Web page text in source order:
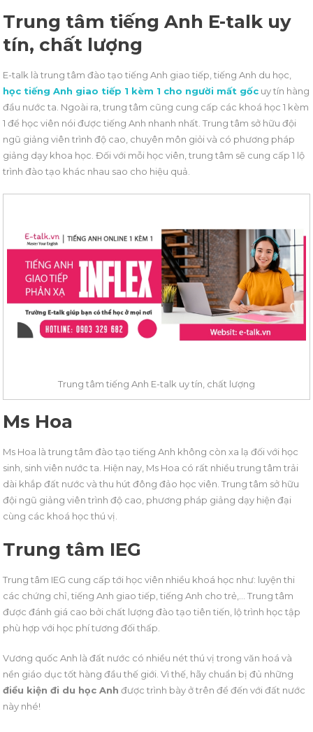
Trung tâm tiếng Anh E-talk uy
tín, chất lượng
E-talk là trung tâm đào tạo tiếng Anh giao tiếp, tiếng Anh du học,
học tiếng Anh giao tiếp 1 kèm 1 cho người mất gốc uy tín hàng
đầu nước ta. Ngoài ra, trung tâm cũng cung cấp các khoá học 1 kèm
1 để học viên nói được tiếng Anh nhanh nhất. Trung tâm sở hữu đội
ngũ giảng viên trình độ cao, chuyên môn giỏi và có phương pháp
giảng dạy khoa học. Đối với mỗi học viên, trung tâm sẽ cung cấp 1 lộ
trình đào tạo khác nhau sao cho hiệu quả.
Trung tâm tiếng Anh E-talk uy tín, chất lượng
Ms Hoa
Ms Hoa là trung tâm đào tạo tiếng Anh không còn xa lạ đối với học
sinh, sinh viên nước ta. Hiện nay, Ms Hoa có rất nhiều trung tâm trải
dài khắp đất nước và thu hút đông đảo học viên. Trung tâm sở hữu
đội ngũ giảng viên trình độ cao, phương pháp giảng dạy hiện đại
cùng các khoá học thú vị.
Trung tâm IEG
Trung tâm IEG cung cấp tới học viên nhiều khoá học như: luyện thi
các chứng chỉ, tiếng Anh giao tiếp, tiếng Anh cho trẻ,… Trung tâm
được đánh giá cao bởi chất lượng đào tạo tiên tiến, lộ trình học tập
phù hợp với học phí tương đối thấp.
Vương quốc Anh là đất nước có nhiều nét thú vị trong văn hoá và
nền giáo dục tốt hàng đầu thế giới. Vì thế, hãy chuẩn bị đủ những
điều kiện đi du học Anh được trình bày ở trên để đến với đất nước
này nhé!